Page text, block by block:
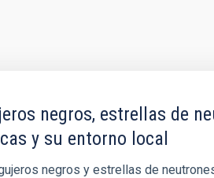
negros, estrellas de
y su entorno local
negros y estrellas de